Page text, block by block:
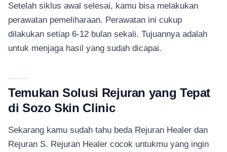
Setelah siklus awal selesai, kamu bisa melakukan
perawatan pemeliharaan. Perawatan ini cukup
dilakukan setiap 6-12 bulan sekali. Tujuannya adalah
untuk menjaga hasil yang sudah dicapai.
Temukan Solusi Rejuran yang Tepat
di Sozo Skin Clinic
Sekarang kamu sudah tahu beda Rejuran Healer dan
Rejuran S. Rejuran Healer cocok untukmu yang ingin